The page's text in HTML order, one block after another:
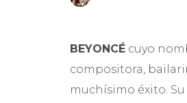
BEYONCÉ cuyo
compositora,
muchísimo éxito.